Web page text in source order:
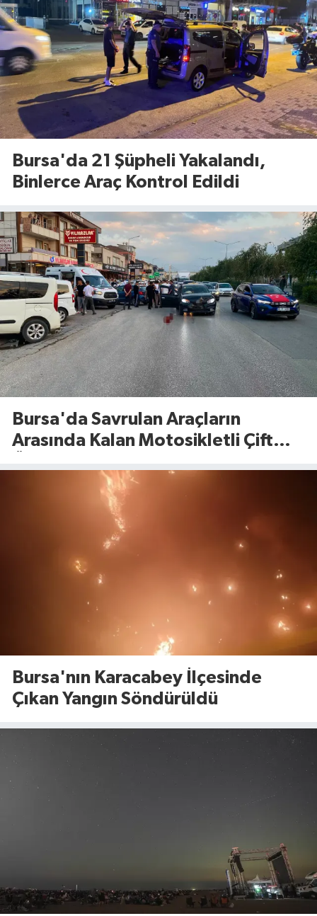
Bursa'da 21 Şüpheli Yakalandı,
Binlerce Araç Kontrol Edildi
Bursa'da Savrulan Araçların
Arasında Kalan Motosikletli Çift
Bursa'nın Karacabey İlçesinde
Çıkan Yangın Söndürüldü